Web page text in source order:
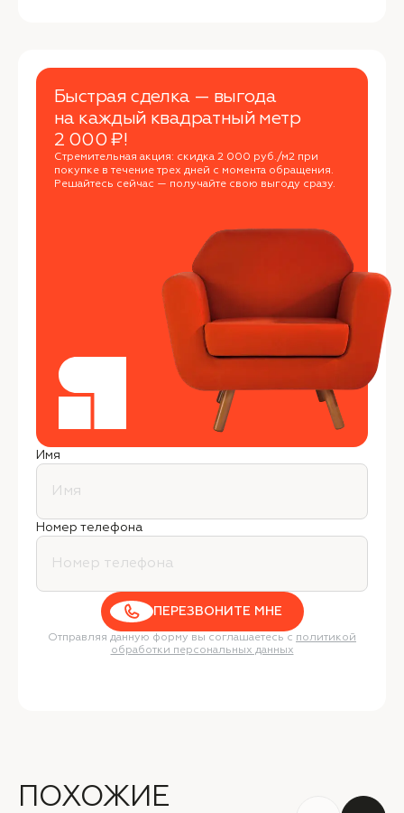
Быстрая сделка — выгода
на каждый квадратный метр
2 000 ₽!
Стремительная акция: скидка 2 000 руб./м2 при
покупке в течение трех дней с момента обращения.
Решайтесь сейчас — получайте свою выгоду сразу.
Имя
Номер телефона
ПЕРЕЗВОНИТЕ МНЕ
Отправляя данную форму вы соглашаетесь с политикой
обработки персональных данных
ПОХОЖИЕ